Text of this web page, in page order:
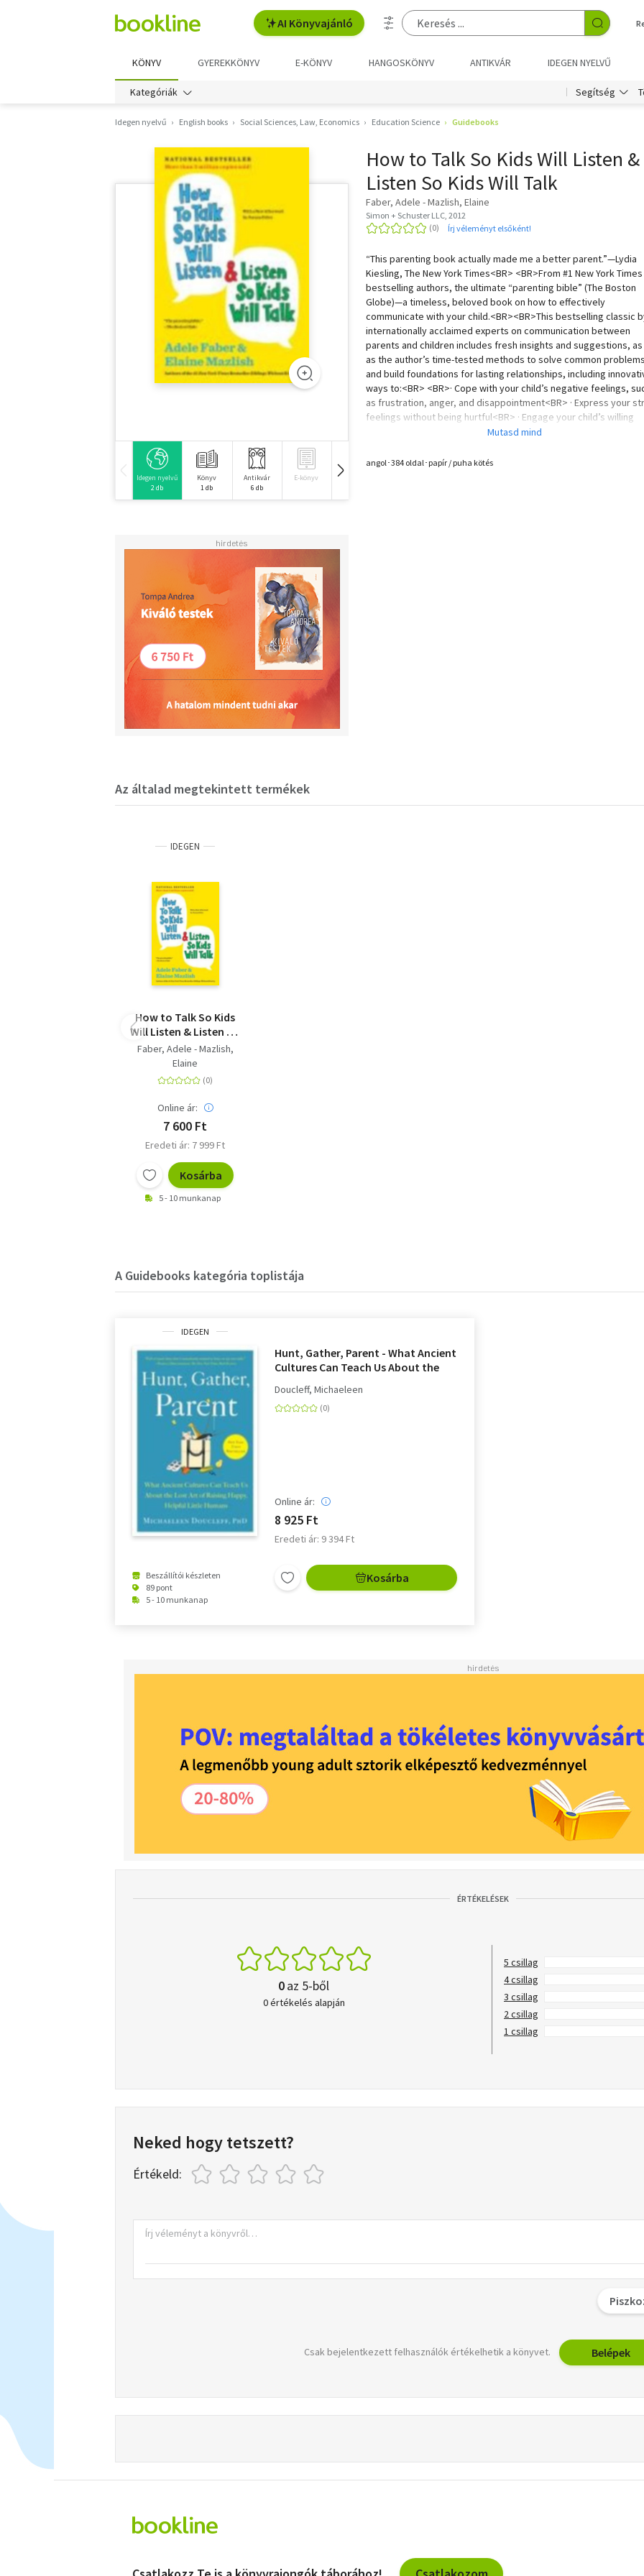
AI Könyvajánló
KÖNYV GYEREKKÖNYV E-KÖNYV HANGOSKÖNYV ANTIKVÁR IDEGEN NYELVŰ
Kategóriák Segítség
Idegen nyelvű English books Social Sciences, Law, Economics Education Science Guidebooks
Idegen nyelvű
2 db
Könyv
1 db
Antikvár
6 db
E-könyv Hangoskönyv
How to Talk So Kids Will Listen &
Listen So Kids Will Talk
Faber, Adele - Mazlish, Elaine
Simon + Schuster LLC, 2012
Írj véleményt elsőként!
“This parenting book actually made me a better parent.”—Lydia
Kiesling, The New York Times<BR> <BR>From #1 New York Times
bestselling authors, the ultimate “parenting bible” (The Boston
Globe)—a timeless, beloved book on how to effectively
communicate with your child.<BR><BR>This bestselling classic
internationally acclaimed experts on communication between
parents and children includes fresh insights and suggestions,
as the author’s time-tested methods to solve common problems
and build foundations for lasting relationships, including
ways to:<BR> <BR>· Cope with your child’s negative feelings,
as frustration, anger, and disappointment<BR> · Express your
feelings without being hurtful<BR> · Engage your child’s willing
cooperation<BR> · Set firm limits and maintain goodwill<BR> · Use
Understand the difference between helpful and unhelpful
angol･384 oldal･papír / puha kötés
Az általad megtekintett termékek
IDEGEN
How to Talk So Kids
Will Listen & Listen So
Kids Will Talk
Faber, Adele - Mazlish,
Elaine
Online ár:
7 600 Ft
Eredeti ár: 7 999 Ft
Kosárba
5 - 10 munkanap
A Guidebooks kategória toplistája
IDEGEN
Beszállítói készleten
89 pont
5 - 10 munkanap
Hunt, Gather, Parent - What Ancient
Cultures Can Teach Us About the
Little Humans
Doucleff, Michaeleen
Online ár:
8 925 Ft
Eredeti ár: 9 394 Ft
Kosárba
ÉRTÉKELÉSEK
0az 5-ből
0 értékelés alapján
5 csillag
4 csillag
3 csillag
2 csillag
1 csillag
Neked hogy tetszett?
Értékeld:
Csak bejelentkezett felhasználók értékelhetik a könyvet. Belépek